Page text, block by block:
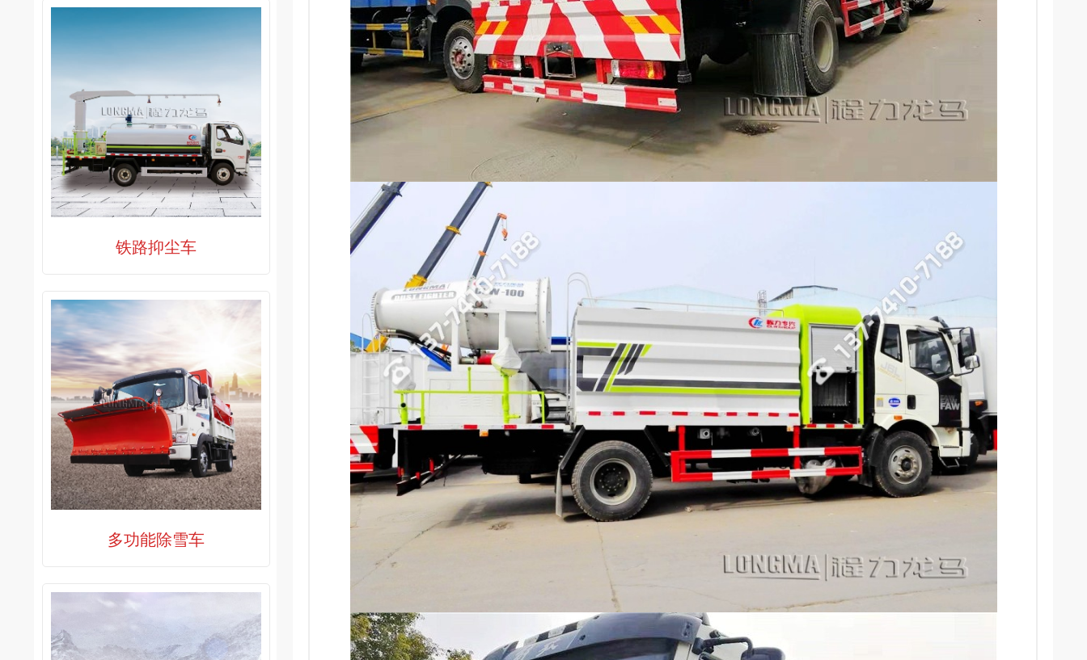
铁路抑尘车
多功能除雪车